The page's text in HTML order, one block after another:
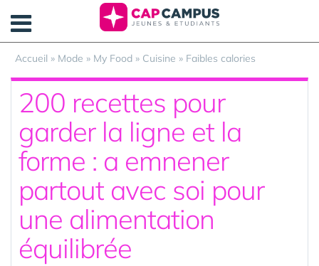
Accueil » Mode » My Food » Cuisine » Faibles calories
200 recettes pour
garder la ligne et la
forme : a emnener
partout avec soi pour
une alimentation
équilibrée
Panneau de gestion des cookies